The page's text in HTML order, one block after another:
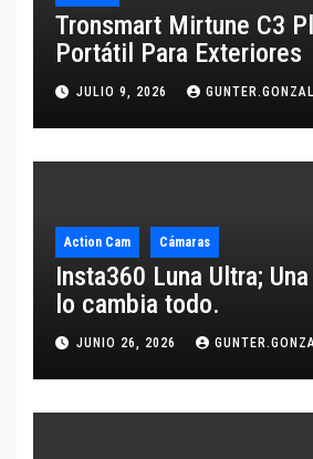
Tronsmart Mirtune C3
Portátil Para Exteriores
JULIO 9, 2026
Action Cam Cámaras
Insta360 Luna Ultra;
lo cambia todo.
JUNIO 26, 2026